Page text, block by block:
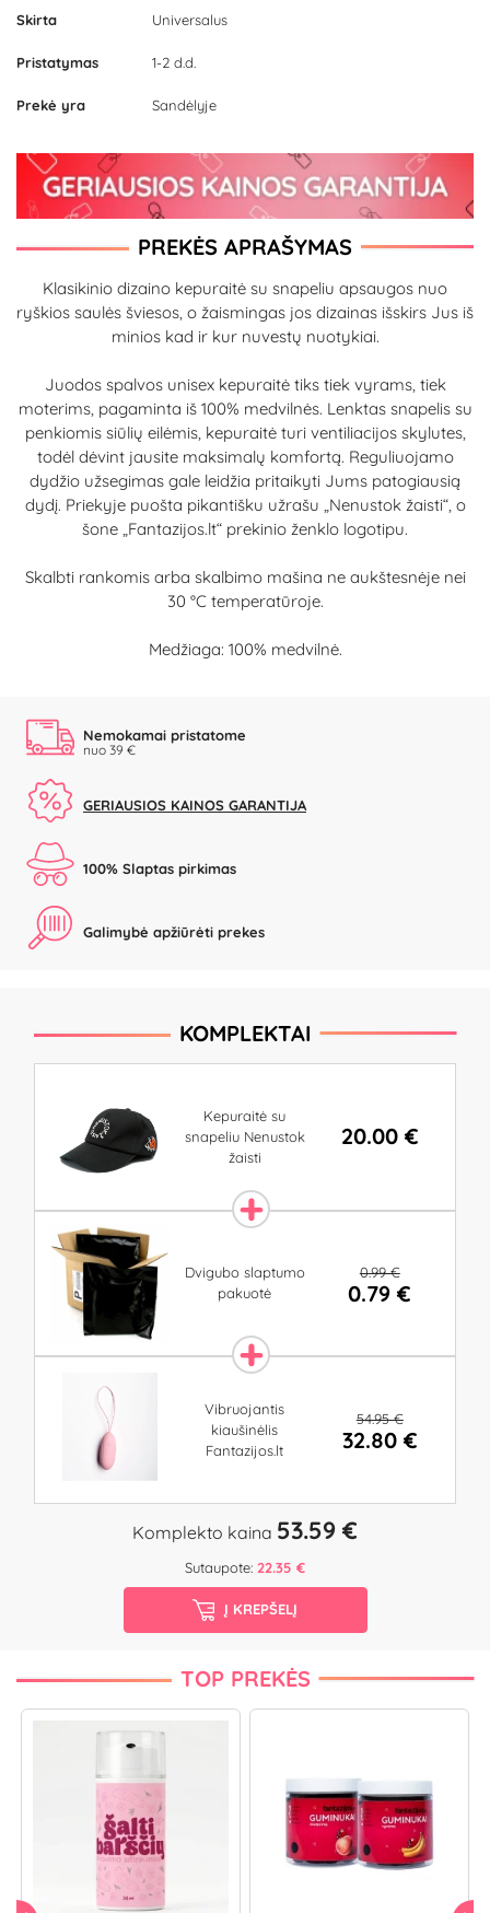
Skirta Universalus
Pristatymas 1-2 d.d.
Prekė yra Sandėlyje
PREKĖS APRAŠYMAS
Klasikinio dizaino kepuraitė su snapeliu apsaugos nuo
ryškios saulės šviesos, o žaismingas jos dizainas išskirs Jus iš
minios kad ir kur nuvestų nuotykiai.
Juodos spalvos unisex kepuraitė tiks tiek vyrams, tiek
moterims, pagaminta iš 100% medvilnės. Lenktas snapelis su
penkiomis siūlių eilėmis, kepuraitė turi ventiliacijos skylutes,
todėl dėvint jausite maksimalų komfortą. Reguliuojamo
dydžio užsegimas gale leidžia pritaikyti Jums patogiausią
dydį. Priekyje puošta pikantišku užrašu „Nenustok žaisti“, o
šone „Fantazijos.lt“ prekinio ženklo logotipu.
Skalbti rankomis arba skalbimo mašina ne aukštesnėje nei
30 °C temperatūroje.
Medžiaga: 100% medvilnė.
Nemokamai pristatome
nuo 39 €
GERIAUSIOS KAINOS GARANTIJA
100% Slaptas pirkimas
Galimybė apžiūrėti prekes
KOMPLEKTAI
Kepuraitė su
snapeliu Nenustok
žaisti
20.00 €
Dvigubo slaptumo
pakuotė
0.99 €
0.79 €
Vibruojantis
kiaušinėlis
Fantazijos.lt
54.95 €
32.80 €
Komplekto kaina 53.59 €
Sutaupote: 22.35 €
Į KREPŠELĮ
TOP PREKĖS